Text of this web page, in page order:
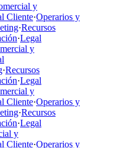
y
Cliente·Operarios y
·Recursos
·Legal
y
·Recursos
·Legal
y
Cliente·Operarios y
·Recursos
·Legal
y
Cliente·Operarios y